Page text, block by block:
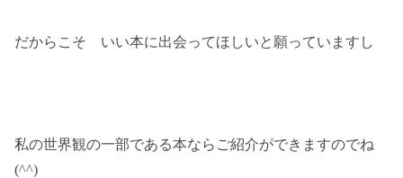
だからこそ いい本に出会ってほしいと願っていますし
私の世界観の一部である本ならご紹介ができますのでね
(^^)